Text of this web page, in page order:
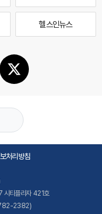
헬스인뉴스
처리방침
시티플라자 421호
2382)